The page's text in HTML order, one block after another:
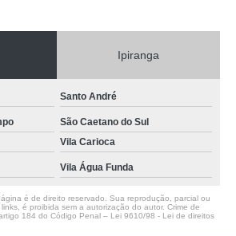
Ipiranga
Santo André
São Caetano do Sul
Vila Carioca
Vila Água Funda
é de direito reservado. Sua reprodução, parcial ou
é proibida sem a autorização do autor. Crime de
184 do Código Penal – Lei 9610/98 - Lei de direitos